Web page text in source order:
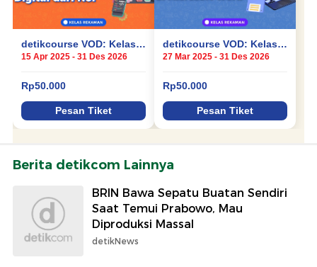
Berita detikcom Lainnya
BRIN Bawa Sepatu Buatan Sendiri
Saat Temui Prabowo, Mau
Diproduksi Massal
detikNews